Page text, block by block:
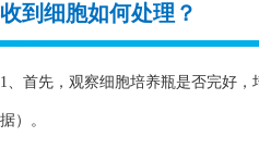
收到细胞如何处理？
1、首先，观察细胞培养瓶是否完好
据）。